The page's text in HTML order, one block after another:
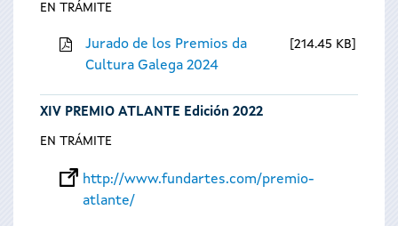
EN TRÁMITE
Jurado de los Premios da
Cultura Galega 2024
214.45 KB
XIV PREMIO ATLANTE Edición 2022
EN TRÁMITE
http://www.fundartes.com/premio-
atlante/